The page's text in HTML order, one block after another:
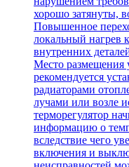
хорошо затянуты,
Повышенное
локальный нагрев
внутренних
Место размещения
рекомендуется
радиаторами
лучами или возле
терморегулятор
информацию о
вследствие чего
включения и